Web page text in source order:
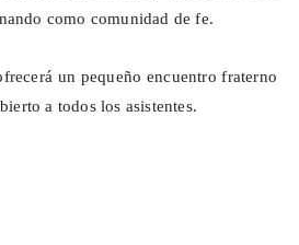
como comunidad de fe.
un pequeño encuentro fraterno
a todos los asistentes.